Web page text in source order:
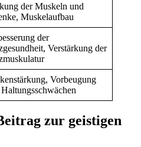
der Muskeln und
Muskelaufbau
der
Verstärkung der
Vorbeugung
zur geistigen